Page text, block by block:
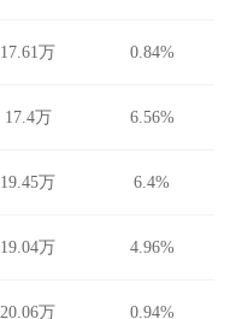
17.61万 0.84%
17.4万 6.56%
19.45万 6.4%
19.04万 4.96%
20.06万 0.94%